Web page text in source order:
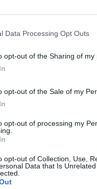
Data Processing Opt Outs
opt-out of the Sharing of my
opt-out of the Sale of my
opt-out of processing my
opt-out of Collection, Use,
Data that Is
E DiDonatoovou
s nižšou
vzťahy sú jedna
ako súčasný partner,
vstupovať do
spôsoby. Myslia si,